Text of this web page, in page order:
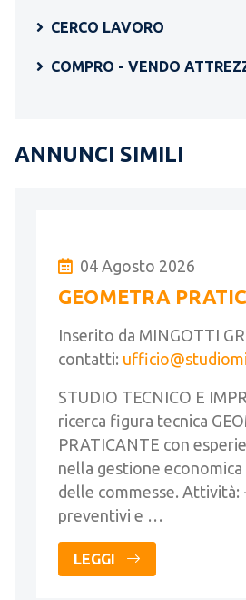
CERCO LAVORO
COMPRO - VENDO
ANNUNCI SIMILI
04 Agosto 2026
GEOMETRA
Inserito da MINGOTTI
contatti:
STUDIO TECNICO E
ricerca figura tecnica
PRATICANTE con
nella gestione
delle commesse. Attività:
preventivi e …
LEGGI